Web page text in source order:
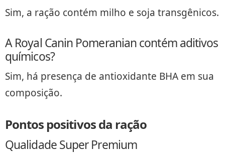
Sim, a ração contém milho e soja transgênicos.
A Royal Canin Pomeranian contém aditivos
químicos?
Sim, há presença de antioxidante BHA em sua
composição.
Pontos positivos da ração
Qualidade Super Premium